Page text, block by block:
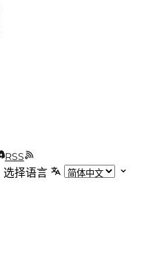
RSS
选择语言